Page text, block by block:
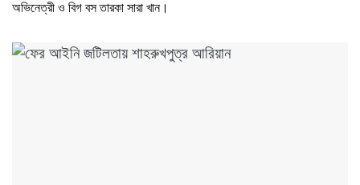
অভিনেত্রী ও বিগ বস তারকা সারা খান।